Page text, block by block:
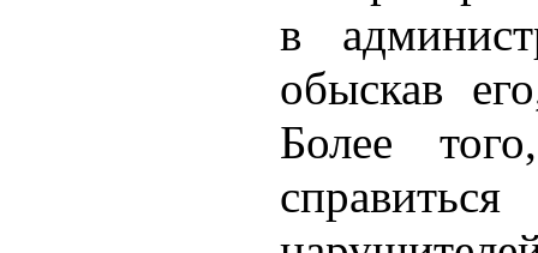
в
обыскав
Более